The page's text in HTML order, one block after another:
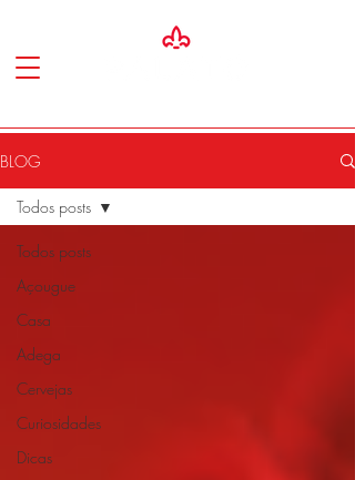
BLOG
Todos posts
Açougue
Casa
Adega
Cervejas
Curiosidades
Dicas
Todos posts